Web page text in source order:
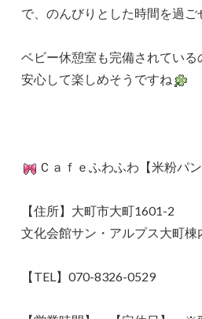
で、のんびりとした時間を過ご
ベビー休憩室も完備されている
安心して楽しめそうですね
Ｃａｆｅふわふわ【米粉パン
【住所】大町市大町1601-2
文化会館サン・アルプス大町棟
【TEL】070-8326-0529